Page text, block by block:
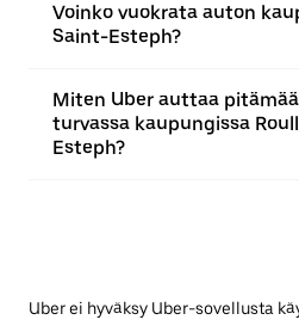
Voinko vuokrata auton
Saint-Esteph?
Miten Uber auttaa
turvassa kaupungissa
Esteph?
Uber ei hyväksy Uber-sovellusta